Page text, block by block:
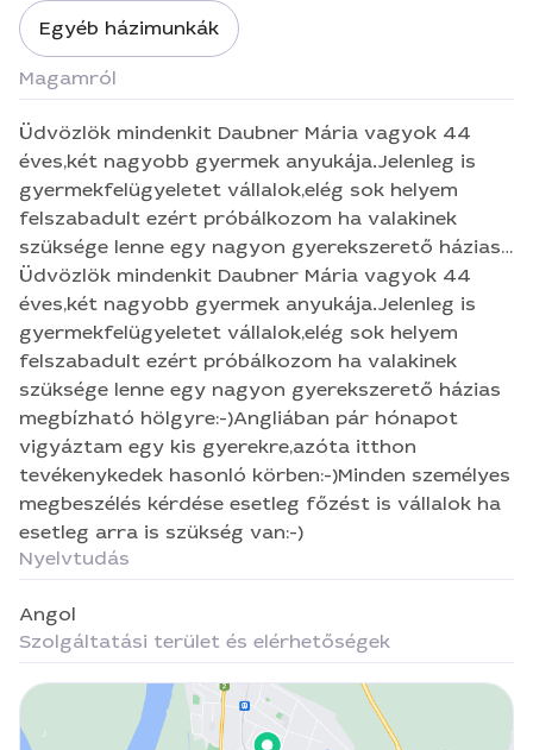
Egyéb házimunkák
Magamról
Üdvözlök mindenkit Daubner Mária vagyok 44
éves,két nagyobb gyermek anyukája.Jelenleg is
gyermekfelügyeletet vállalok,elég sok helyem
felszabadult ezért próbálkozom ha valakinek
szüksége lenne egy nagyon gyerekszerető házias
megbízható hölgyre:-)Angliában pár hónapot
vigyáztam egy kis gyerekre,azóta itthon
tevékenykedek hasonló körben:-)Minden személyes
megbeszélés kérdése esetleg főzést is vállalok ha
esetleg arra is szükség van:-)
Üdvözlök mindenkit Daubner Mária vagyok 44
éves,két nagyobb gyermek anyukája.Jelenleg is
gyermekfelügyeletet vállalok,elég sok helyem
felszabadult ezért próbálkozom ha valakinek
szüksége lenne egy nagyon gyerekszerető házias
megbízható hölgyre:-)Angliában pár hónapot
vigyáztam egy kis gyerekre,azóta itthon
tevékenykedek hasonló körben:-)Minden személyes
megbeszélés kérdése esetleg főzést is vállalok ha
esetleg arra is szükség van:-)
Nyelvtudás
Angol
Szolgáltatási terület és elérhetőségek